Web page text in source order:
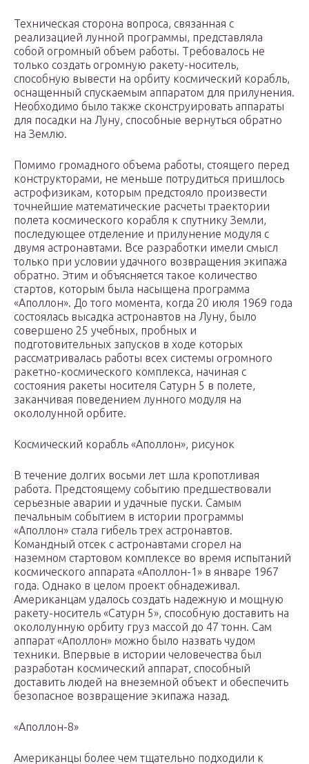
Техническая сторона вопроса, связанная с
реализацией лунной программы, представляла
собой огромный объем работы. Требовалось не
только создать огромную ракету-носитель,
способную вывести на орбиту космический корабль,
оснащенный спускаемым аппаратом для прилунения.
Необходимо было также сконструировать аппараты
для посадки на Луну, способные вернуться обратно
на Землю.
Помимо громадного объема работы, стоящего перед
конструкторами, не меньше потрудиться пришлось
астрофизикам, которым предстояло произвести
точнейшие математические расчеты траектории
полета космического корабля к спутнику Земли,
последующее отделение и прилунение модуля с
двумя астронавтами. Все разработки имели смысл
только при условии удачного возвращения экипажа
обратно. Этим и объясняется такое количество
стартов, которым была насыщена программа
«Аполлон». До того момента, когда 20 июля 1969 года
состоялась высадка астронавтов на Луну, было
совершено 25 учебных, пробных и
подготовительных запусков в ходе которых
рассматривалась работы всех системы огромного
ракетно-космического комплекса, начиная с
состояния ракеты носителя Сатурн 5 в полете,
заканчивая поведением лунного модуля на
окололунной орбите.
Космический корабль «Аполлон», рисунок
В течение долгих восьми лет шла кропотливая
работа. Предстоящему событию предшествовали
серьезные аварии и удачные пуски. Самым
печальным событием в истории программы
«Аполлон» стала гибель трех астронавтов.
Командный отсек с астронавтами сгорел на
наземном стартовом комплексе во время испытаний
космического аппарата «Аполлон-1» в январе 1967
года. Однако в целом проект обнадеживал.
Американцам удалось создать надежную и мощную
ракету-носитель «Сатурн 5», способную доставить на
окололунную орбиту груз массой до 47 тонн. Сам
аппарат «Аполлон» можно было назвать чудом
техники. Впервые в истории человечества был
разработан космический аппарат, способный
доставить людей на внеземной объект и обеспечить
безопасное возвращение экипажа назад.
«Аполлон-8»
Американцы более чем тщательно подходили к